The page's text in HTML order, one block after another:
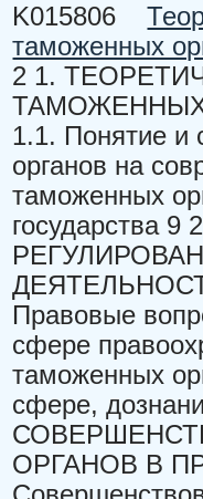
K015806
таможенных
2 1.
1.1. Понятие и
органов на
таможенных
государства
Правовые
сфере
таможенных
сфере,
ОРГАНОВ В